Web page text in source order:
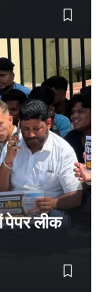
पेपर लीक